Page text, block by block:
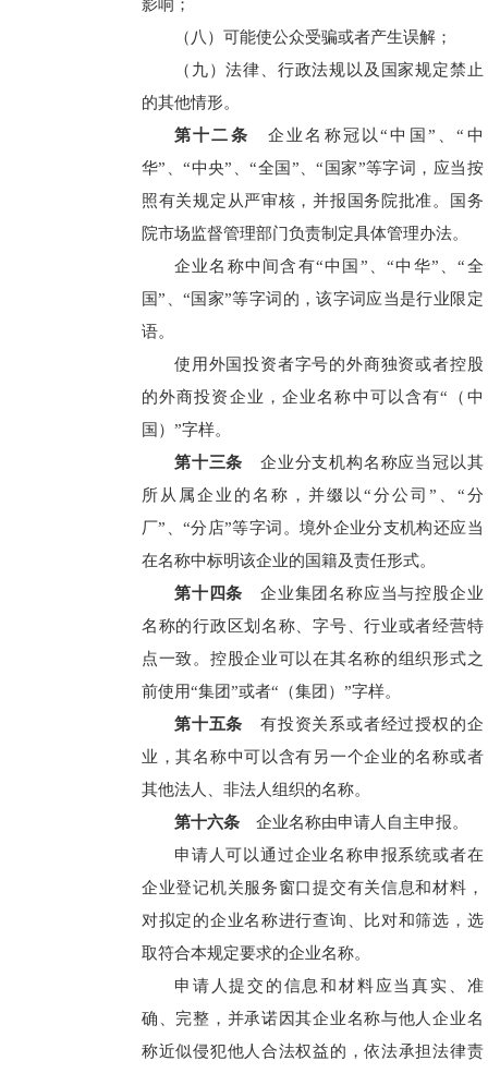
影响；
（八）可能使公众受骗或者产生误解；
（九）法律、行政法规以及国家规定禁止
的其他情形。
第十二条
企业名称冠以“中国”、“中
华”、“中央”、“全国”、“国家”等字词，应当按
照有关规定从严审核，并报国务院批准。国务
院市场监督管理部门负责制定具体管理办法。
企业名称中间含有“中国”、“中华”、“全
国”、“国家”等字词的，该字词应当是行业限定
语。
使用外国投资者字号的外商独资或者控股
的外商投资企业，企业名称中可以含有“（中
国）”字样。
第十三条 企业分支机构名称应当冠以其
所从属企业的名称，并缀以“分公司”、“分
厂”、“分店”等字词。境外企业分支机构还应当
在名称中标明该企业的国籍及责任形式。
第十四条 企业集团名称应当与控股企业
名称的行政区划名称、字号、行业或者经营特
点一致。控股企业可以在其名称的组织形式之
前使用“集团”或者“（集团）”字样。
第十五条 有投资关系或者经过授权的企
业，其名称中可以含有另一个企业的名称或者
其他法人、非法人组织的名称。
第十六条企业名称由申请人自主申报。
申请人可以通过企业名称申报系统或者在
企业登记机关服务窗口提交有关信息和材料，
对拟定的企业名称进行查询、比对和筛选，选
取符合本规定要求的企业名称。
申请人提交的信息和材料应当真实、准
确、完整，并承诺因其企业名称与他人企业名
称近似侵犯他人合法权益的，依法承担法律责